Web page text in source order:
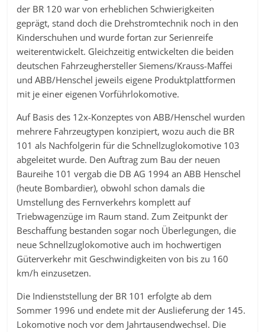
der BR 120 war von erheblichen Schwierigkeiten
geprägt, stand doch die Drehstromtechnik noch in den
Kinderschuhen und wurde fortan zur Serienreife
weiterentwickelt. Gleichzeitig entwickelten die beiden
deutschen Fahrzeughersteller Siemens/Krauss-Maffei
und ABB/Henschel jeweils eigene Produktplattformen
mit je einer eigenen Vorführlokomotive.
Auf Basis des 12x-Konzeptes von ABB/Henschel wurden
mehrere Fahrzeugtypen konzipiert, wozu auch die BR
101 als Nachfolgerin für die Schnellzuglokomotive 103
abgeleitet wurde. Den Auftrag zum Bau der neuen
Baureihe 101 vergab die DB AG 1994 an ABB Henschel
(heute Bombardier), obwohl schon damals die
Umstellung des Fernverkehrs komplett auf
Triebwagenzüge im Raum stand. Zum Zeitpunkt der
Beschaffung bestanden sogar noch Überlegungen, die
neue Schnellzuglokomotive auch im hochwertigen
Güterverkehr mit Geschwindigkeiten von bis zu 160
km/h einzusetzen.
Die Indienststellung der BR 101 erfolgte ab dem
Sommer 1996 und endete mit der Auslieferung der 145.
Lokomotive noch vor dem Jahrtausendwechsel. Die